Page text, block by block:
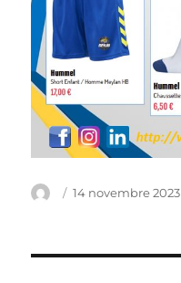
Auteur
Publié
14 novembre 2023